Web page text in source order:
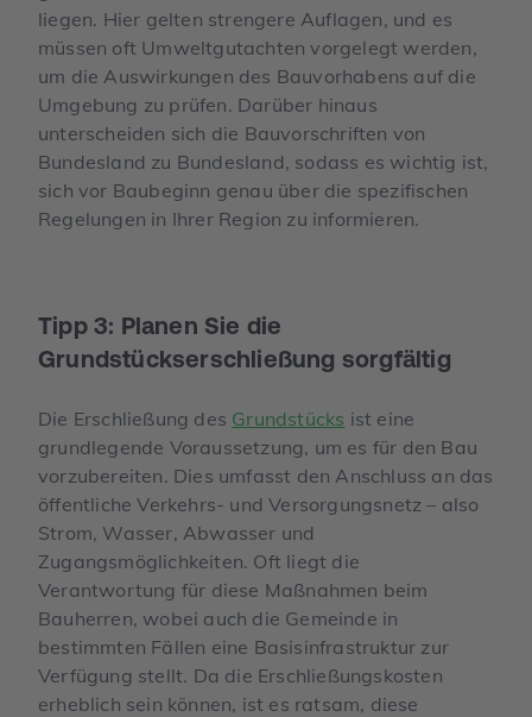
liegen. Hier gelten strengere Auflagen, und es
müssen oft Umweltgutachten vorgelegt werden,
um die Auswirkungen des Bauvorhabens auf die
Umgebung zu prüfen. Darüber hinaus
unterscheiden sich die Bauvorschriften von
Bundesland zu Bundesland, sodass es wichtig ist,
sich vor Baubeginn genau über die spezifischen
Regelungen in Ihrer Region zu informieren.
Tipp 3: Planen Sie die
Grundstückserschließung sorgfältig
Die Erschließung des Grundstücks ist eine
grundlegende Voraussetzung, um es für den Bau
vorzubereiten. Dies umfasst den Anschluss an das
öffentliche Verkehrs- und Versorgungsnetz – also
Strom, Wasser, Abwasser und
Zugangsmöglichkeiten. Oft liegt die
Verantwortung für diese Maßnahmen beim
Bauherren, wobei auch die Gemeinde in
bestimmten Fällen eine Basisinfrastruktur zur
Verfügung stellt. Da die Erschließungskosten
erheblich sein können, ist es ratsam, diese